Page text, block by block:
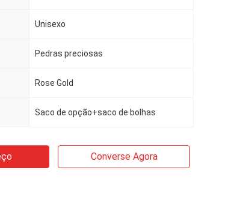
Unisexo
Pedras preciosas
Rose Gold
Saco de opção+saco de bolhas
Converse Agora